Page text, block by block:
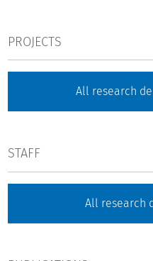
PROJECTS
All research
STAFF
All research